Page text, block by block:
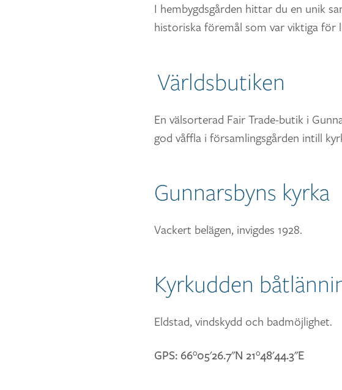
I hembygdsgården hittar du en unik
historiska föremål som var viktiga för
Världsbutiken
En välsorterad Fair Trade-butik i
god våffla i församlingsgården intill
Gunnarsbyns kyrka
Vackert belägen, invigdes 1928.
Kyrkudden
Eldstad, vindskydd och badmöjlighet.
GPS: 66°05'26.7"N 21°48'44.3"E